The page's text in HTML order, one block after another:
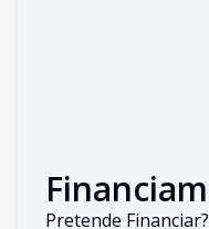
Pretende Financiar?